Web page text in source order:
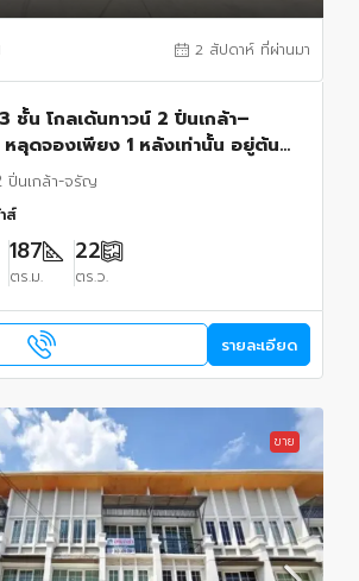
2 สัปดาห์ ที่ผ่านมา
ชั้น โกลเด้นทาวน์ 2 ปิ่นเกล้า–
ลุดจองเพียง 1 หลังเท่านั้น อยู่ต้น
ออกสะดวก ตกแต่ง สไตล์มินิมอล
ปิ่นเกล้า-จรัญ
ส์
187
ตร.ม.
22
ตร.ว.
รายละเอียด
ขาย